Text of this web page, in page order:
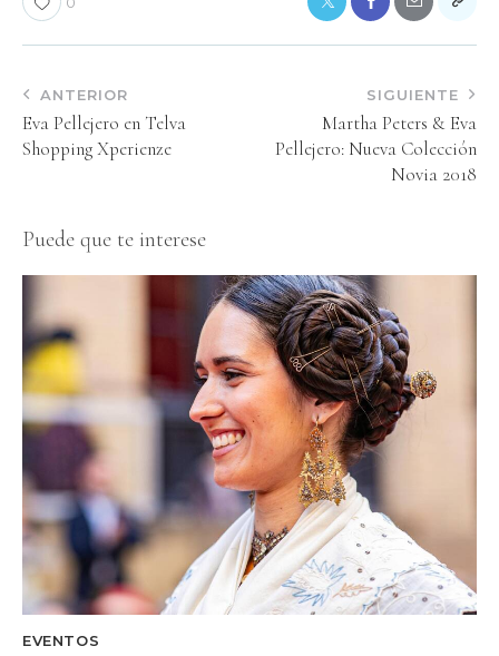
ANTERIOR
Eva Pellejero en Telva
Shopping Xperienze
SIGUIENTE
Martha Peters & Eva
Pellejero: Nueva Colección
Novia 2018
Puede que te interese
EVENTOS